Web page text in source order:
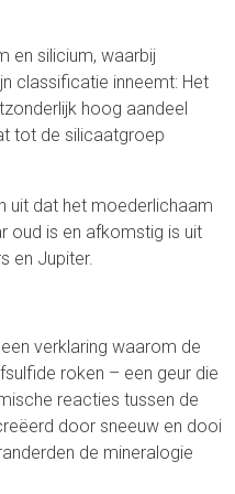
en silicium, waarbij
classificatie inneemt: Het
hoog aandeel
tot de silicaatgroep
uit dat het moederlichaam
oud is en afkomstig is uit
en Jupiter.
verklaring waarom de
roken – een geur die
reacties tussen de
door sneeuw en dooi
de mineralogie